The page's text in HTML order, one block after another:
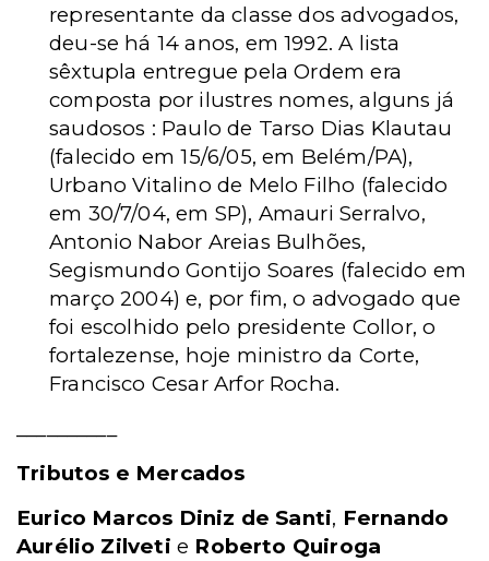
representante da classe dos advogados,
deu-se há 14 anos, em 1992. A lista
sêxtupla entregue pela Ordem era
composta por ilustres nomes, alguns já
saudosos : Paulo de Tarso Dias Klautau
(falecido em 15/6/05, em Belém/PA),
Urbano Vitalino de Melo Filho (falecido
em 30/7/04, em SP), Amauri Serralvo,
Antonio Nabor Areias Bulhões,
Segismundo Gontijo Soares (falecido em
março 2004) e, por fim, o advogado que
foi escolhido pelo presidente Collor, o
fortalezense, hoje ministro da Corte,
Francisco Cesar Arfor Rocha.
Tributos e Mercados
Eurico Marcos Diniz de Santi, Fernando
Aurélio Zilveti e Roberto Quiroga